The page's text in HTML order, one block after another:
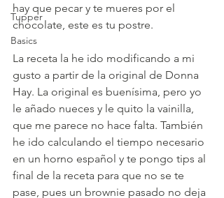
Tupper
Basics
hay que pecar y te mueres por el
chocolate, este es tu postre.
La receta la he ido modificando a mi
gusto a partir de la original de Donna
Hay. La original es buenísima, pero yo
le añado nueces y le quito la vainilla,
que me parece no hace falta. También
he ido calculando el tiempo necesario
en un horno español y te pongo tips al
final de la receta para que no se te
pase, pues un brownie pasado no deja